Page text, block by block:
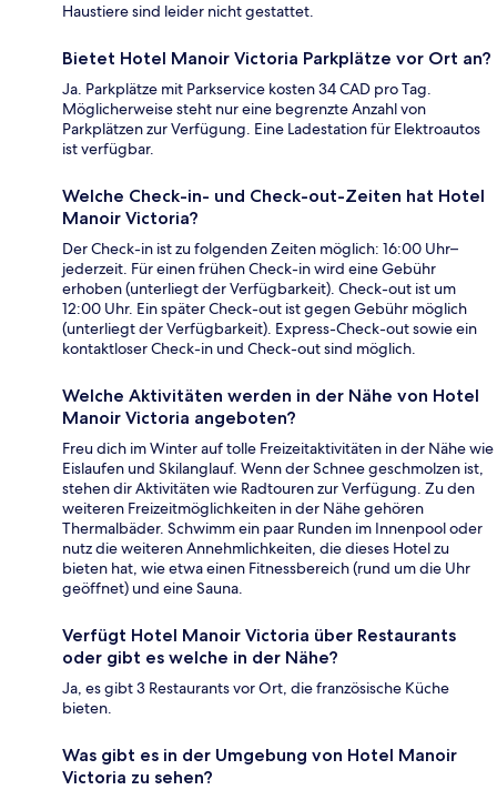
Haustiere sind leider nicht gestattet.
Bietet Hotel Manoir Victoria Parkplätze vor Ort an?
Ja. Parkplätze mit Parkservice kosten 34 CAD pro Tag.
Möglicherweise steht nur eine begrenzte Anzahl von
Parkplätzen zur Verfügung. Eine Ladestation für Elektroautos
ist verfügbar.
Welche Check-in- und Check-out-Zeiten hat Hotel
Manoir Victoria?
Der Check-in ist zu folgenden Zeiten möglich: 16:00 Uhr–
jederzeit. Für einen frühen Check-in wird eine Gebühr
erhoben (unterliegt der Verfügbarkeit). Check-out ist um
12:00 Uhr. Ein später Check-out ist gegen Gebühr möglich
(unterliegt der Verfügbarkeit). Express-Check-out sowie ein
kontaktloser Check-in und Check-out sind möglich.
Welche Aktivitäten werden in der Nähe von Hotel
Manoir Victoria angeboten?
Freu dich im Winter auf tolle Freizeitaktivitäten in der Nähe wie
Eislaufen und Skilanglauf. Wenn der Schnee geschmolzen ist,
stehen dir Aktivitäten wie Radtouren zur Verfügung. Zu den
weiteren Freizeitmöglichkeiten in der Nähe gehören
Thermalbäder. Schwimm ein paar Runden im Innenpool oder
nutz die weiteren Annehmlichkeiten, die dieses Hotel zu
bieten hat, wie etwa einen Fitnessbereich (rund um die Uhr
geöffnet) und eine Sauna.
Verfügt Hotel Manoir Victoria über Restaurants
oder gibt es welche in der Nähe?
Ja, es gibt 3 Restaurants vor Ort, die französische Küche
bieten.
Was gibt es in der Umgebung von Hotel Manoir
Victoria zu sehen?